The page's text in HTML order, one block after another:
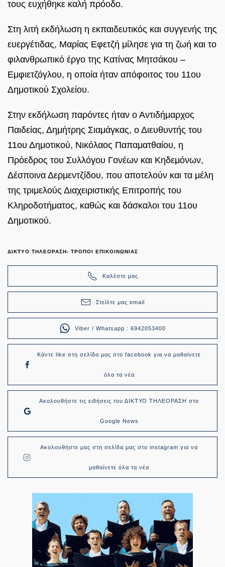
τους ευχήθηκε καλή πρόοδο.
Στη λιτή εκδήλωση η εκπαιδευτικός και συγγενής της
ευεργέτιδας, Μαρίας Εφετζή μίλησε για τη ζωή και το
φιλανθρωπικό έργο της Κατίνας Μητσάκου –
Εμφιετζόγλου, η οποία ήταν απόφοιτος του 11ου
Δημοτικού Σχολείου.
Στην εκδήλωση παρόντες ήταν ο Αντιδήμαρχος
Παιδείας, Δημήτρης Σιαμάγκας, ο Διευθυντής του
11ου Δημοτικού, Νικόλαος Παπαματθαίου, η
Πρόεδρος του Συλλόγου Γονέων και Κηδεμόνων,
Δέσποινα Δερμεντζίδου, που αποτελούν και τα μέλη
της τριμελούς Διαχειριστικής Επιτροπής του
Κληροδοτήματος, καθώς και δάσκαλοι του 11ου
Δημοτικού.
ΔΙΚΤΥΟ ΤΗΛΕΟΡΑΣΗ- ΤΡΟΠΟΙ ΕΠΙΚΟΙΝΩΝΙΑΣ
Καλέστε μας
Στείλτε μας email
Viber / Whatsapp : 6942053400
Κάντε like στη σελίδα μας στο facebook για να μαθαίνετε
όλα τα νέα
Ακολουθήστε τις ειδήσεις του ΔΙΚΤΥΟ ΤΗΛΕΟΡΑΣΗ στο
Google News
Ακολουθήστε μας στη σελίδα μας στο instagram για να
μαθαίνετε όλα τα νέα